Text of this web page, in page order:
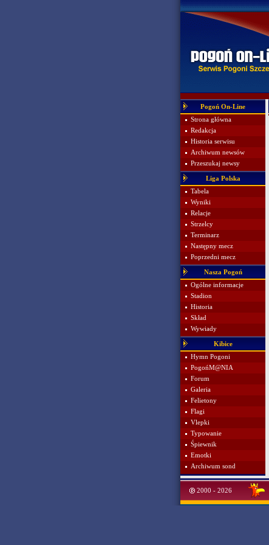
Pogoń On-Line
Strona główna
Redakcja
Historia serwisu
Archiwum newsów
Przeszukaj newsy
Liga Polska
Tabela
Wyniki
Relacje
Strzelcy
Terminarz
Następny mecz
Poprzedni mecz
Nasza Pogoń
Ogólne informacje
Stadion
Historia
Skład
Wywiady
Kibice
Hymn Pogoni
PogońM@NIA
Forum
Galeria
Felietony
Flagi
Vlepki
Typowanie
Śpiewnik
Emotki
Archiwum sond
2000 - 2026